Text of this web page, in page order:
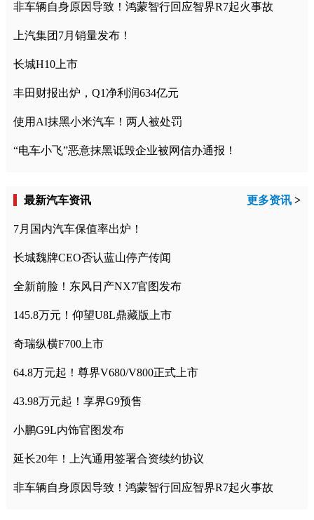
非车辆自身原因导致！鸿蒙智行回应智界R7起火事故
上汽集团7月销量发布！
长城H10上市
丰田财报出炉，Q1净利润634亿元
使用AI抹黑小米汽车！两人被处罚
“电车小飞”恶意抹黑诋毁企业被网信办通报！
最新汽车资讯 更多资讯 >
7月国内汽车保值率出炉！
长城魏牌CEO否认蓝山停产传闻
全新前脸！东风日产NX7官图发布
145.8万元！仰望U8L鼎藏版上市
奇瑞纵横F700上市
64.8万元起！尊界V680/V800正式上市
43.98万元起！享界G9预售
小鹏G9L内饰官图发布
延长20年！上汽通用签署合资续约协议
非车辆自身原因导致！鸿蒙智行回应智界R7起火事故